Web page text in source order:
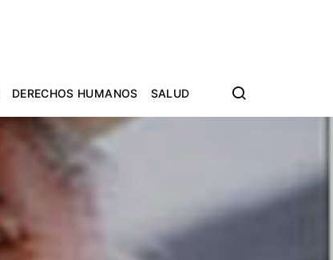
DERECHOS HUMANOS SALUD